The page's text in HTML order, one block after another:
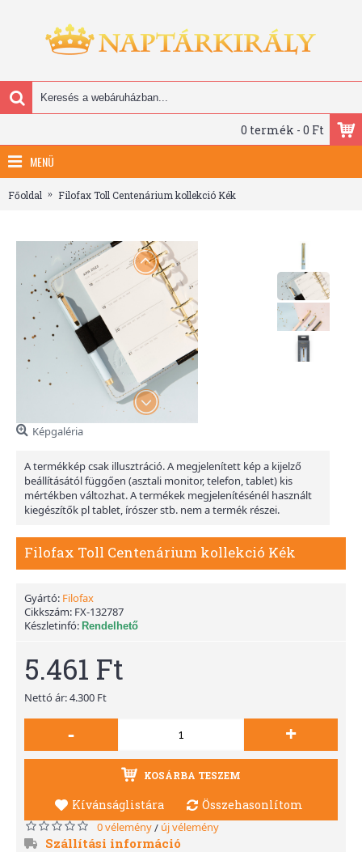
0 termék - 0 Ft
MENÜ
Főoldal Filofax Toll Centenárium kollekció Kék
Képgaléria
A termékkép csak illusztráció. A megjelenített kép a kijelző
beállításától függően (asztali monitor, telefon, tablet) kis
mértékben változhat. A termékek megjelenítésénél használt
kiegészítők pl tablet, írószer stb. nem a termék részei.
Filofax Toll Centenárium kollekció Kék
Gyártó: Filofax
Cikkszám: FX-132787
Készletinfó: Rendelhető
5.461 Ft
Nettó ár: 4.300 Ft
- +
KOSÁRBA TESZEM
Kívánságlistára Összehasonlítom
0 vélemény/ új vélemény
Szállítási információ